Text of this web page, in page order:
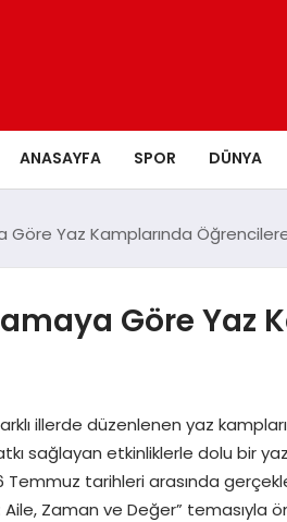
ANASAYFA SPOR DÜNYA
Göre Yaz Kamplarında
Göre Yaz
illerde düzenlenen yaz
sağlayan etkinliklerle dolu bir
Temmuz tarihleri arasında
Zaman ve Değer” temasıyla